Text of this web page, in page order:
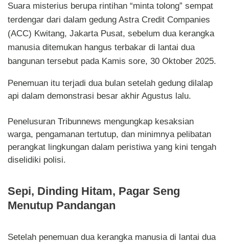
Suara misterius berupa rintihan “minta tolong” sempat
terdengar dari dalam gedung Astra Credit Companies
(ACC) Kwitang, Jakarta Pusat, sebelum dua kerangka
manusia ditemukan hangus terbakar di lantai dua
bangunan tersebut pada Kamis sore, 30 Oktober 2025.
Penemuan itu terjadi dua bulan setelah gedung dilalap
api dalam demonstrasi besar akhir Agustus lalu.
Penelusuran Tribunnews mengungkap kesaksian
warga, pengamanan tertutup, dan minimnya pelibatan
perangkat lingkungan dalam peristiwa yang kini tengah
diselidiki polisi.
Sepi, Dinding Hitam, Pagar Seng
Menutup Pandangan
Setelah penemuan dua kerangka manusia di lantai dua